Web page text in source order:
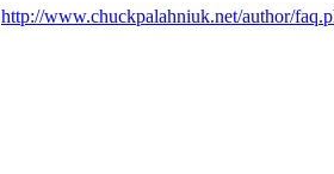
http://www.chuckpalahniuk.net/author/